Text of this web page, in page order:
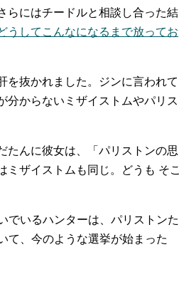
らにはチードルと相談し合った結
うしてこんなになるまで放ってお
を抜かれました。ジンに言われて
分からないミザイストムやパリス
たんに彼女は、「パリストンの思
ザイストムも同じ。どうも そこ
でいるハンターは、パリストンた
て、今のような選挙が始まった